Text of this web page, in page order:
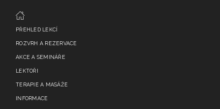
PŘEHLED LEKCÍ
ROZVRH A REZERVACE
AKCE A SEMINÁŘE
LEKTOŘI
TERAPIE A MASÁŽE
INFORMACE